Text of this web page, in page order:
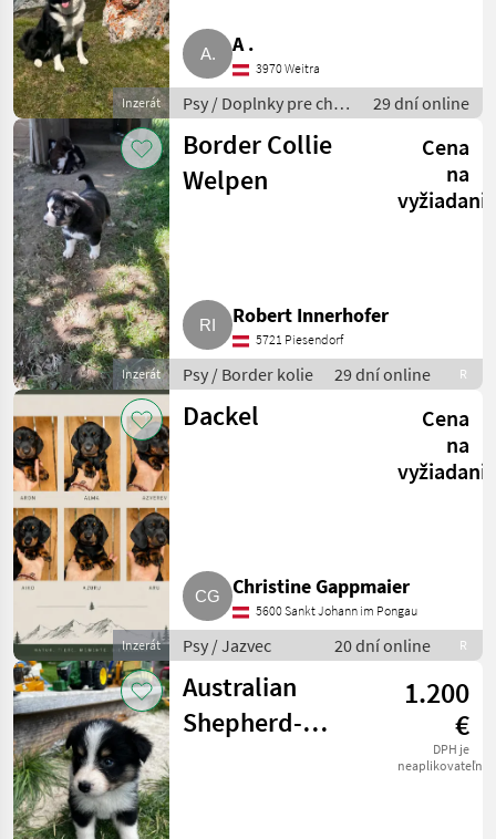
Inzerát
A .
3970 Weitra
Psy / Doplnky pre chov
psov
29 dní online
Inzerát
Border Collie
Welpen
Cena
na
Robert Innerhofer
5721 Piesendorf
Psy / Border kolie 29 dní online R
Inzerát
Dackel
Cena
na
Christine Gappmaier
5600 Sankt Johann im Pongau
Psy / Jazvec 20 dní online R
Australian
Shepherd-
1.200
€
DPH je
neaplikovateľné